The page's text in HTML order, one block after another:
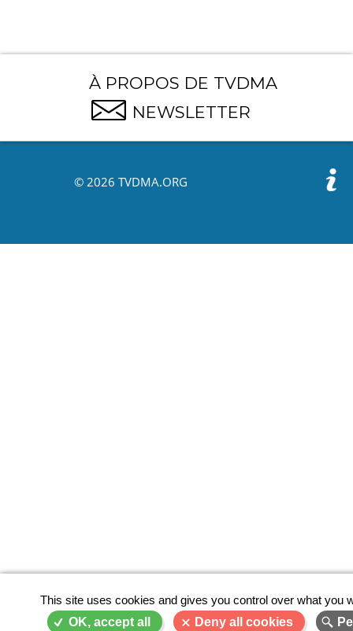
À PROPOS DE TVDMA
NEWSLETTER
© 2026 TVDMA.ORG
This site uses cookies and gives you control over what you
OK, accept all
Deny all cookies